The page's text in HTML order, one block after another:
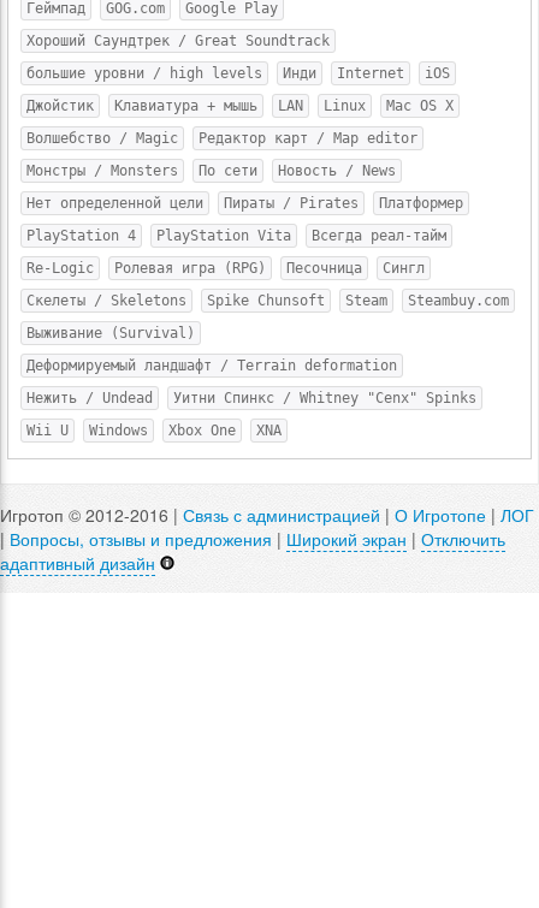
Геймпад
GOG.com
Google Play
Хороший Саундтрек / Great Soundtrack
большие уровни / high levels
Инди Internet
iOS
Джойстик
Клавиатура + мышь LAN Linux
Mac OS X
Волшебство / Magic
Редактор карт / Map editor
Монстры / Monsters
По сети
Новость / News
Нет определенной цели
Пираты / Pirates
Платформер
PlayStation 4
PlayStation Vita
Всегда реал-тайм
Re-Logic
Ролевая игра (RPG) Песочница
Сингл
Скелеты / Skeletons
Spike Chunsoft Steam
Steambuy.com
Выживание (Survival)
Деформируемый ландшафт / Terrain deformation
Нежить / Undead
Уитни Спинкс / Whitney "Cenx" Spinks
Wii U
Windows Xbox One XNA
Игротоп © 2012-2016 | Связь с администрацией | О Игротопе | ЛОГ
| Вопросы, отзывы и предложения | Широкий экран | Отключить
адаптивный дизайн